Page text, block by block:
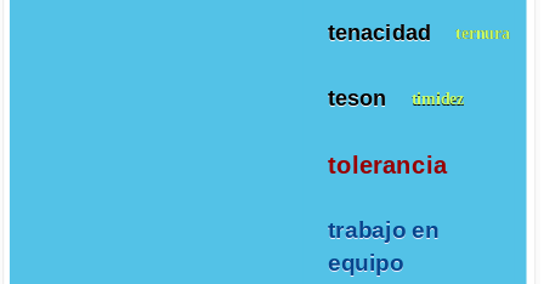
tenacidad ternura
teson timidez
tolerancia
trabajo en
equipo